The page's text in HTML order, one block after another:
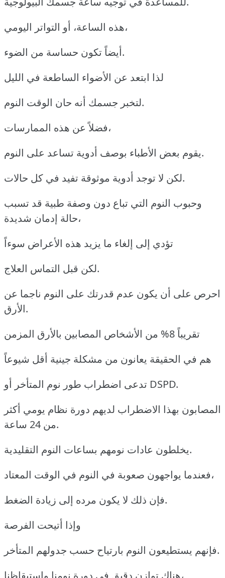
هذه الساعة، أو التواتر اليومي،
أيضاً تكون حساسة من الضوء.
لذا ابتعد عن الأضواء الساطعة في الليل
لتخبر جسمك أنه حان الوقت النوم.
فضلاً عن هذه الممارسات،
يقوم بعض الأطباء بوصف أدوية تساعد على النوم.
لكن لا توجد أدوية موثوقة تفيد في كل حالات.
وحبوب النوم التي تباع دون وصفة طبية قد تسبب
حالة إدمان شديدة،
تؤدي إلى إلغاء ما يزيد هذه الأعراض سوءاً
لكن قبل التماس العلاج.
احرص على أن يكون عدم قدرتك على النوم ناجما عن
الأرق.
تقريباً 8% من الأشخاص المصابين بالأرق المزمن
هم في الحقيقة يعانون من مشكلة جينية أقل شيوعاً
تدعى اضطراب طور نوم المتأخر أو DSPD.
المصابون بهذا الاضطراب لديهم دورة نظام يومي أكثر
من 24 ساعة.
يخلطون عادات نومهم بساعات النوم التقليدية.
فعندما يواجهون صعوبة في النوم في الوقت المعتاد،
فإن ذلك لا يكون مرده إلى زيادة الضغط.
وإذا أتيحت الفرصة
فإنهم يستطيعون النوم بارتياح حسب جدولهم المتأخر.
هناك توازن دقيق في دورة نومنا واستيقاظنا،